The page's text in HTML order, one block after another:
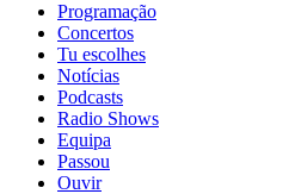
Programação
Concertos
Tu escolhes
Notícias
Podcasts
Radio Shows
Equipa
Passou
Ouvir